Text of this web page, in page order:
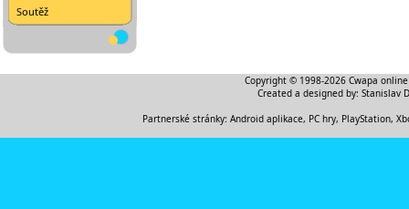
Soutěž
Copyright © 1998-2026 Cwapa
Created a designed by: Stanislav
Partnerské stránky: Android aplikace, PC hry, PlayStation,